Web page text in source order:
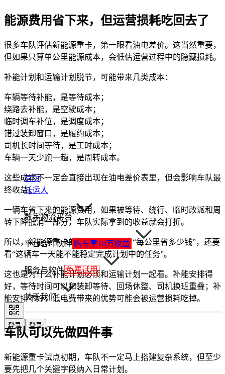
首页
托运人
数字物流平台
平台合作伙伴 购车享10万收益
服务与软件免费试用
关于我们
登录 登录
能源费用省下来，但运营损耗吃回去了
很多车队评估新能源重卡，第一眼看油电差价。这当然重要，
但如果只算单公里能源成本，会低估运营过程中的隐藏损耗。
补能计划和运输计划脱节，可能带来几类成本：
车辆等待补能，是等待成本；
绕路去补能，是空驶成本；
临时调车补位，是调度成本；
错过装卸窗口，是履约成本；
司机长时间等待，是工时成本；
车辆一天少跑一趟，是周转成本。
这些成本不一定会直接出现在油电差价表里，但会影响车队最
终收益。
一辆车省下来的能源费用，如果被等待、绕行、临时改派和周
转下降抵消一部分，车队实际拿到的收益就会打折。
所以，新能源重卡的成本账不能只看“每公里省多少钱”，还要
看“这辆车一天能不能稳定完成计划中的任务”。
这也是为什么补能计划必须和运输计划一起看。补能安排得
好，等待时间可以和装卸等待、回场休整、司机换班重叠；补
能安排不好，低电费带来的优势可能会被运营损耗吃掉。
车队可以先做四件事
新能源重卡试点初期，车队不一定马上搭建复杂系统，但至少
要先把几个关键字段纳入日常计划。